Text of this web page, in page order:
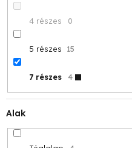
4 részes 0
5 részes 15
7 részes 4
Alak